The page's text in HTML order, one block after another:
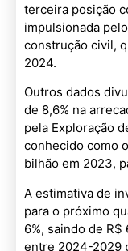
terceira posição
impulsionada
construção civil,
2024.
Outros dados
de 8,6% na
pela Exploração
conhecido como
bilhão em 2023,
A estimativa de
para o próximo
6%, saindo de
entre 2024-2029